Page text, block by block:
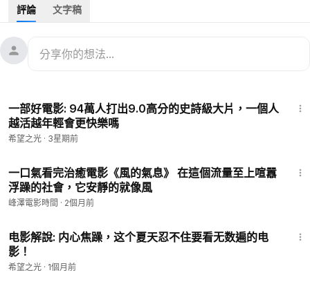
評論 文字稿
一部好電影: 94萬人打出9.0高分的史詩級大片，一個人
越活越年輕會更快樂嗎
希望之光 · 3星期前
一口氣看完治癒電影《風的氣息》 在這個流量至上喧囂
浮躁的社會，它安靜的就像風
峰澤電影時間 · 2個月前
电影解說: 内心焦躁，这个夏天忍不住要看无数遍的电
影！
希望之光 · 1個月前